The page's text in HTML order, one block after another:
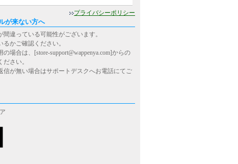
プライバシーポリシー
が来ない方へ
違っている可能性がございます。
かご確認ください。
場合は、[store-support@wappenya.com]からの
さい。
信が無い場合はサポートデスクへお電話にてご